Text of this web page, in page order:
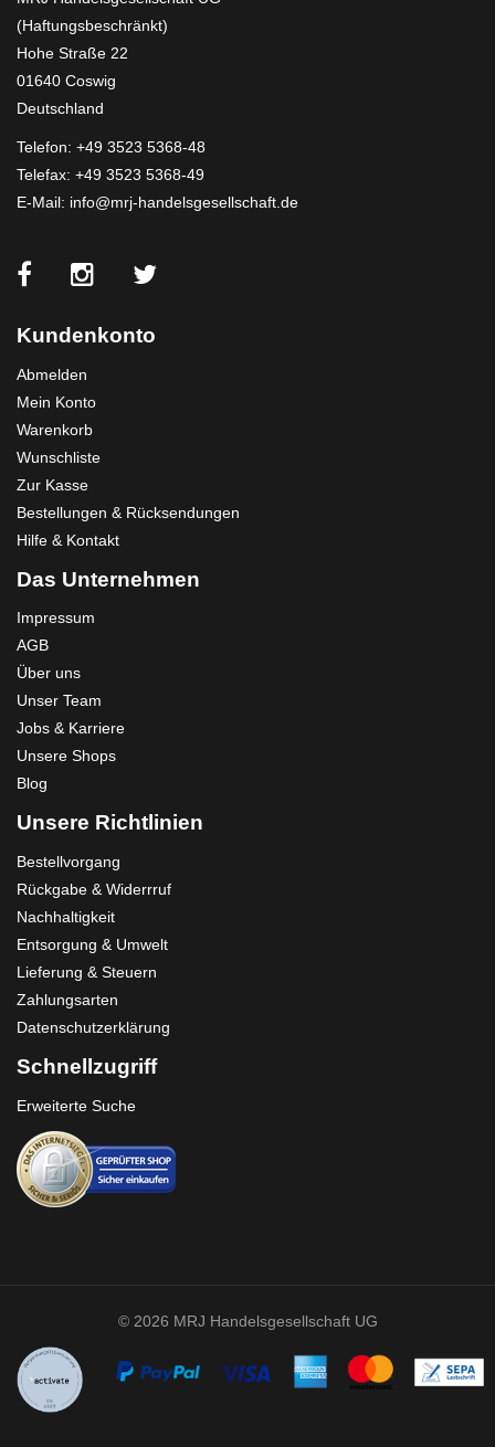
(Haftungsbeschränkt)
Hohe Straße 22
01640 Coswig
Deutschland
Telefon: +49 3523 5368-48
Telefax: +49 3523 5368-49
E-Mail: info@mrj-handelsgesellschaft.de
Kundenkonto
Abmelden
Mein Konto
Warenkorb
Wunschliste
Zur Kasse
Bestellungen & Rücksendungen
Hilfe & Kontakt
Das Unternehmen
Impressum
AGB
Über uns
Unser Team
Jobs & Karriere
Unsere Shops
Blog
Unsere Richtlinien
Bestellvorgang
Rückgabe & Widerrruf
Nachhaltigkeit
Entsorgung & Umwelt
Lieferung & Steuern
Zahlungsarten
Datenschutzerklärung
Schnellzugriff
Erweiterte Suche
© 2026 MRJ Handelsgesellschaft UG